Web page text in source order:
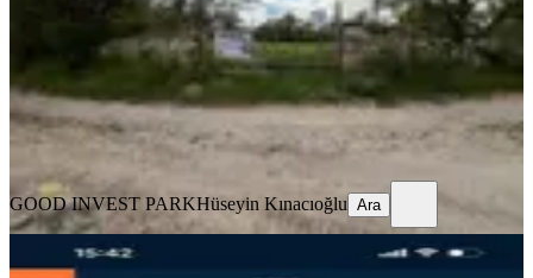
433 m²·2.540/m²·16.07.2026
1.100.000 ₺
GOOD INVEST PARK Hüseyin Kınacıoğlu
GOOD INVEST PARKHüseyin Kınacıoğlu Ara